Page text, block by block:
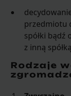
przedmiotu
spółki bądź
z inną
Rodzaje